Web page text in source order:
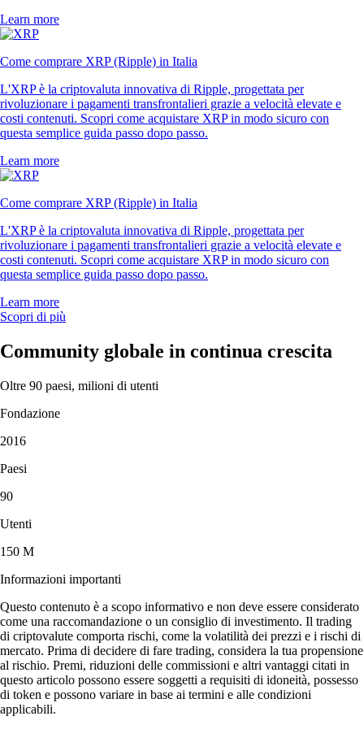
Learn more
Come comprare XRP (Ripple) in Italia
L'XRP è la criptovaluta innovativa di Ripple, progettata per
rivoluzionare i pagamenti transfrontalieri grazie a velocità elevate e
costi contenuti. Scopri come acquistare XRP in modo sicuro con
questa semplice guida passo dopo passo.
Learn more
Come comprare XRP (Ripple) in Italia
L'XRP è la criptovaluta innovativa di Ripple, progettata per
rivoluzionare i pagamenti transfrontalieri grazie a velocità elevate e
costi contenuti. Scopri come acquistare XRP in modo sicuro con
questa semplice guida passo dopo passo.
Learn more
Scopri di più
Community globale in continua crescita
Oltre 90 paesi, milioni di utenti
Fondazione
2016
Paesi
90
Utenti
150 M
Informazioni importanti
Questo contenuto è a scopo informativo e non deve essere considerato
come una raccomandazione o un consiglio di investimento. Il trading
di criptovalute comporta rischi, come la volatilità dei prezzi e i rischi di
mercato. Prima di decidere di fare trading, considera la tua propensione
al rischio. Premi, riduzioni delle commissioni e altri vantaggi citati in
questo articolo possono essere soggetti a requisiti di idoneità, possesso
di token e possono variare in base ai termini e alle condizioni
applicabili.